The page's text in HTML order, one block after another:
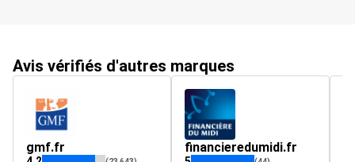
Avis vérifiés d'autres marques
gmf.fr financieredumidi.fr